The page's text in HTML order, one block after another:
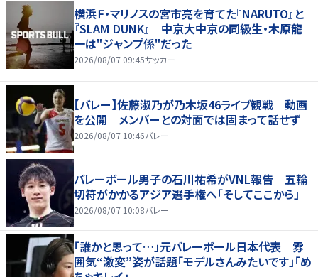
横浜Ｆ・マリノスの宮市亮を育てた『NARUTO』と
『SLAM DUNK』 中京大中京の同級生・木原龍
一は"ジャンプ係"だった
2026/08/07 09:45サッカー
【バレー】佐藤淑乃が乃木坂46ライブ観戦 動画
を公開 メンバーとの対面では固まって話せず
2026/08/07 10:46バレー
バレーボール男子の石川祐希がVNL報告 五輪
切符がかかるアジア選手権へ「そしてここから」
2026/08/07 10:08バレー
「誰かと思って…」元バレーボール日本代表 雰
囲気“激変”姿が話題「モデルさんみたいです」「め